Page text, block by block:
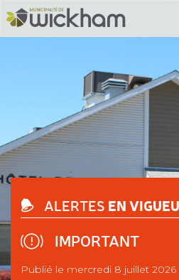
ALERTES EN
IMPORTANT
Publié le mercredi 8 juillet 2026